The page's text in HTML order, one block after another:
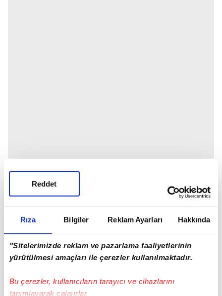
Rıza Bilgiler Reklam Ayarları Hakkında
"Sitelerimizde reklam ve pazarlama faaliyetlerinin
yürütülmesi amaçları ile çerezler kullanılmaktadır.
Bu çerezler, kullanıcıların tarayıcı ve cihazlarını
tanımlayarak çalışırlar.
Reddet